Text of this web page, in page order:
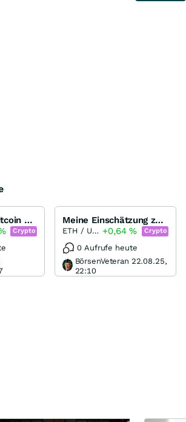
Altcoins = die Bitcoin Alternativen Ethereum, Ripple, DASH, Litecoin, Monero oder Bitshares
Crypto
Meine Einschätzung zu Ethereum / Elliot Wellen Analyse
ETH / USD +0,64% Crypto
0 Aufrufe heute
BörsenVeteran 22.08.25,
22:10